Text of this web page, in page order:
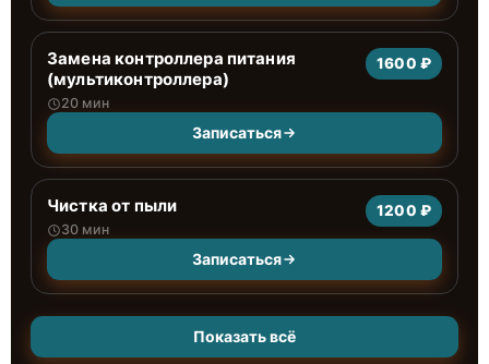
Замена контроллера питания
(мультиконтроллера)
20 мин
1600 ₽
Записаться
Чистка от пыли
30 мин
1200 ₽
Записаться
Показать всё